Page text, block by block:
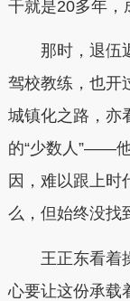
干就是20多年，
那时，退伍返
驾校教练，也开
城镇化之路，亦
的“少数人”——
因，难以跟上时
么，但始终没找
王正东看着操
心要让这份承载